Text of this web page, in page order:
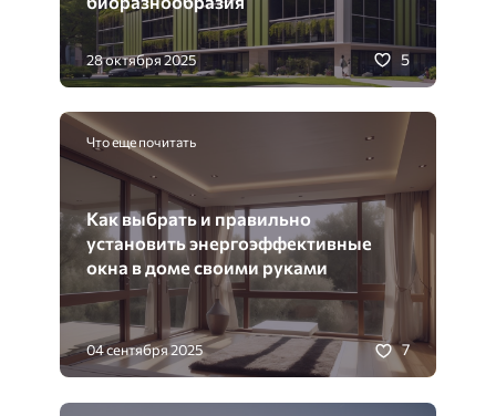
28 октября 2025 5
Что еще почитать
Как выбрать и правильно
установить энергоэффективные
окна в доме своими руками
04 сентября 2025 7